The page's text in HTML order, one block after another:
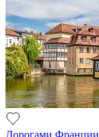
Дорогами Франции